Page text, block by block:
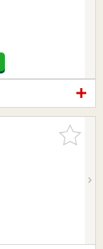
お気に入
りに追加